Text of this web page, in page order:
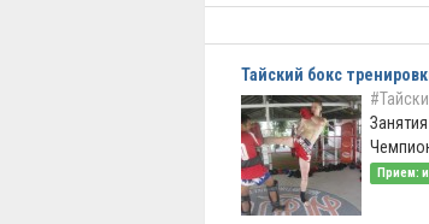
Тайский бокс
Прием: